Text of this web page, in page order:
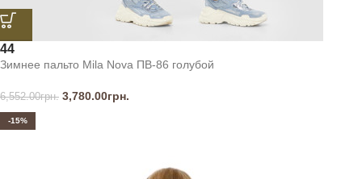
44
Зимнее пальто Mila Nova ПВ-86 голубой
6,552.00грн. 3,780.00грн.
-15%